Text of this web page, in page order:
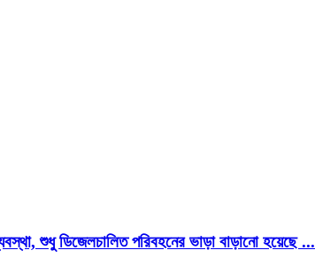
শুধু ডিজেলচালিত পরিবহনের ভাড়া বাড়ানো হয়েছে ...